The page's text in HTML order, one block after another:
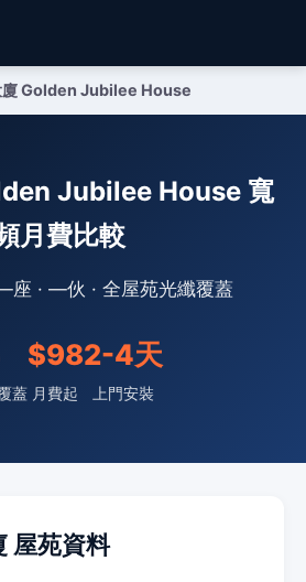
廈 Golden Jubilee House
Jubilee House 寬
月費比較
座 · —伙 · 全屋苑光纖覆蓋
蓋
$98
月費起
2-4天
上門安裝
屋苑資料